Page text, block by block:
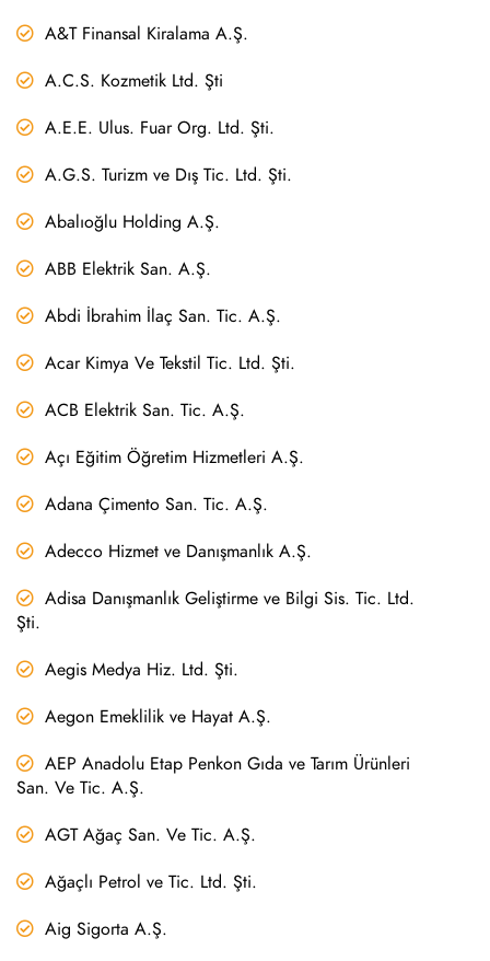
A&T Finansal Kiralama A.Ş.
A.C.S. Kozmetik Ltd. Şti
A.E.E. Ulus. Fuar Org. Ltd. Şti.
A.G.S. Turizm ve Dış Tic. Ltd. Şti.
Abalıoğlu Holding A.Ş.
ABB Elektrik San. A.Ş.
Abdi İbrahim İlaç San. Tic. A.Ş.
Acar Kimya Ve Tekstil Tic. Ltd. Şti.
ACB Elektrik San. Tic. A.Ş.
Açı Eğitim Öğretim Hizmetleri A.Ş.
Adana Çimento San. Tic. A.Ş.
Adecco Hizmet ve Danışmanlık A.Ş.
Adisa Danışmanlık Geliştirme ve Bilgi Sis. Tic. Ltd.
Şti.
Aegis Medya Hiz. Ltd. Şti.
Aegon Emeklilik ve Hayat A.Ş.
AEP Anadolu Etap Penkon Gıda ve Tarım Ürünleri
San. Ve Tic. A.Ş.
AGT Ağaç San. Ve Tic. A.Ş.
Ağaçlı Petrol ve Tic. Ltd. Şti.
Aig Sigorta A.Ş.